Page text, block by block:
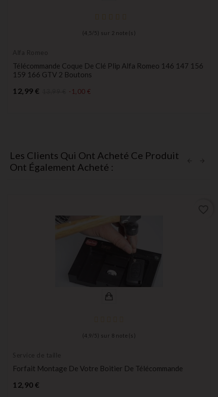
(4,5 / 5) sur 2 note(s)
Alfa Romeo
Télécommande Coque De Clé Plip Alfa Romeo 146 147 156
159 166 GTV 2 Boutons
12,99 € -1,00 €
Les Clients Qui Ont Acheté Ce Produit
Ont Également Acheté :
(4,9 / 5) sur 8 note(s)
Service de taille
Forfait Montage De Votre Boitier De Télécommande
12,90 €